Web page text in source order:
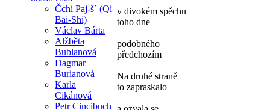
Čchi Paj-š´ (Qi
Bai-Shi)
Václav Bárta
Alžběta
Bublanová
Dagmar
Burianová
Karla
Cikánová
Petr Cincibuch
v divokém spěchu
toho dne
podobného
předchozím
Na druhé straně
to zapraskalo